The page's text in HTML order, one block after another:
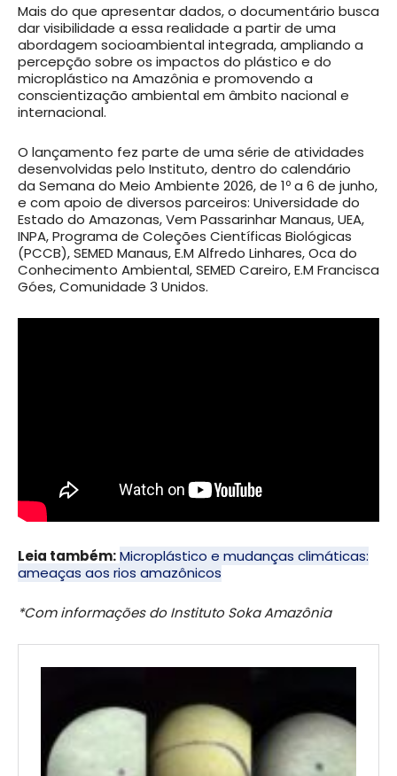
Mais do que apresentar dados, o documentário busca
dar visibilidade a essa realidade a partir de uma
abordagem socioambiental integrada, ampliando a
percepção sobre os impactos do plástico e do
microplástico na Amazônia e promovendo a
conscientização ambiental em âmbito nacional e
internacional.
O lançamento fez parte de uma série de atividades
desenvolvidas pelo Instituto, dentro do calendário
da Semana do Meio Ambiente 2026, de 1º a 6 de junho,
e com apoio de diversos parceiros: Universidade do
Estado do Amazonas, Vem Passarinhar Manaus, UEA,
INPA, Programa de Coleções Científicas Biológicas
(PCCB), SEMED Manaus, E.M Alfredo Linhares, Oca do
Conhecimento Ambiental, SEMED Careiro, E.M Francisca
Góes, Comunidade 3 Unidos.
Leia também:Microplástico e mudanças climáticas:
ameaças aos rios amazônicos
*Com informações do Instituto Soka Amazônia